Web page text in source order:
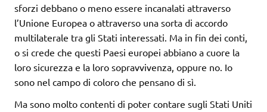
sforzi debbano o meno essere incanalati attraverso
l’Unione Europea o attraverso una sorta di accordo
multilaterale tra gli Stati interessati. Ma in fin dei conti,
o si crede che questi Paesi europei abbiano a cuore la
loro sicurezza e la loro sopravvivenza, oppure no. Io
sono nel campo di coloro che pensano di sì.
Ma sono molto contenti di poter contare sugli Stati Uniti